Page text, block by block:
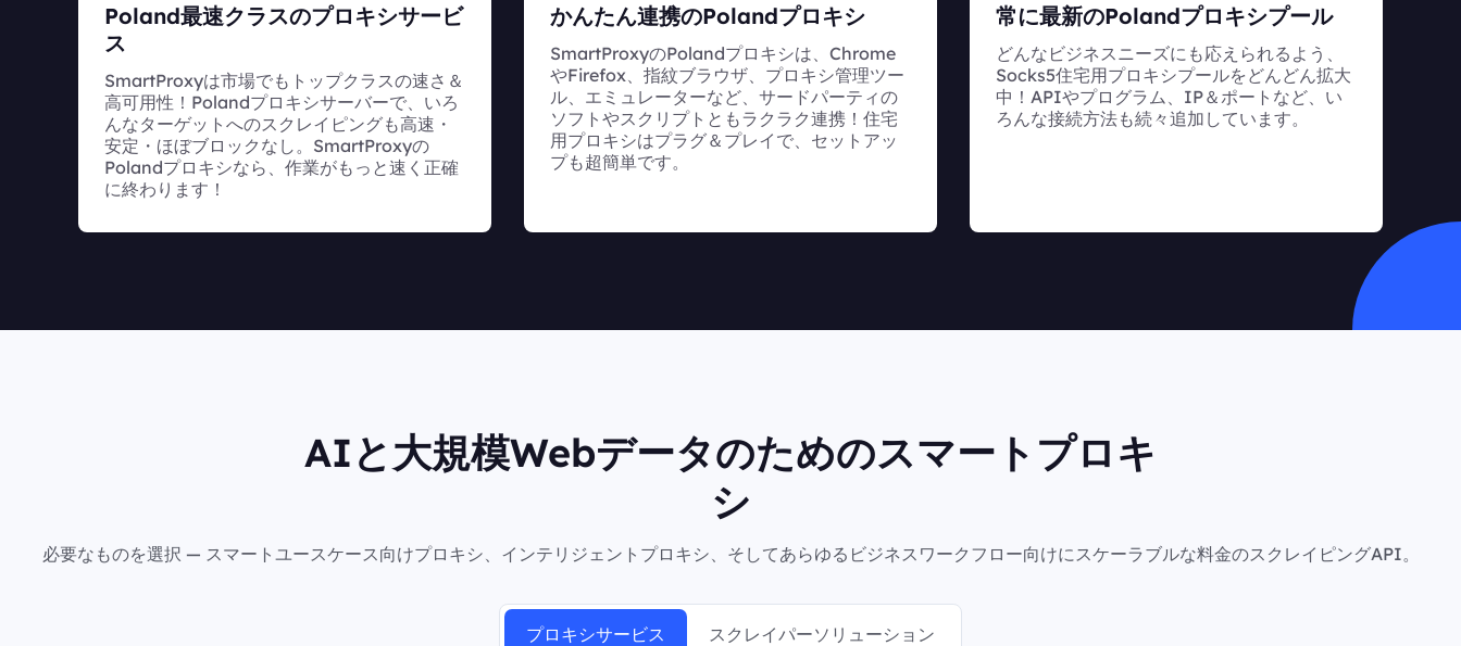
Poland最速クラスのプロキシサービ
ス
SmartProxyは市場でもトップクラスの速さ＆
高可用性！Polandプロキシサーバーで、いろ
んなターゲットへのスクレイピングも高速・
安定・ほぼブロックなし。SmartProxyの
Polandプロキシなら、作業がもっと速く正確
に終わります！
かんたん連携のPolandプロキシ
SmartProxyのPolandプロキシは、Chrome
やFirefox、指紋ブラウザ、プロキシ管理ツー
ル、エミュレーターなど、サードパーティの
ソフトやスクリプトともラクラク連携！住宅
用プロキシはプラグ＆プレイで、セットアッ
プも超簡単です。
常に最新のPolandプロキシプール
どんなビジネスニーズにも応えられるよう、
Socks5住宅用プロキシプールをどんどん拡大
中！APIやプログラム、IP＆ポートなど、い
ろんな接続方法も続々追加しています。
AIと大規模Webデータのためのスマートプロキ
シ
必要なものを選択 — スマートユースケース向けプロキシ、インテリジェントプロキシ、そしてあらゆるビジネスワークフロー向けにスケーラブルな料金のスクレイピングAPI。
プロキシサービス スクレイパーソリューション